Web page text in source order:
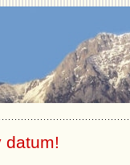
datum!